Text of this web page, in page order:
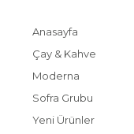
Anasayfa
Çay & Kahve
Moderna
Sofra Grubu
Yeni Ürünler